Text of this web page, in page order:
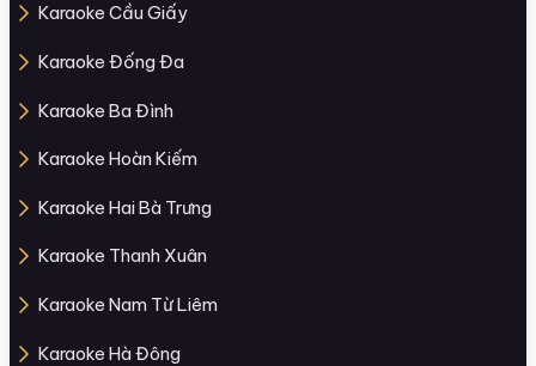
Karaoke Cầu Giấy
Karaoke Đống Đa
Karaoke Ba Đình
Karaoke Hoàn Kiếm
Karaoke Hai Bà Trưng
Karaoke Thanh Xuân
Karaoke Nam Từ Liêm
Karaoke Hà Đông